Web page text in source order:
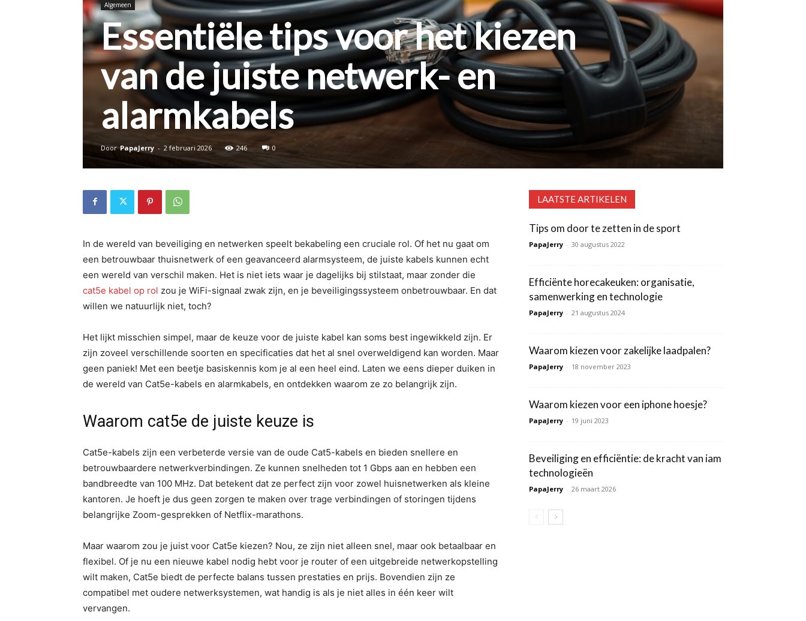
Algemeen
Essentiële tips voor het kiezen
van de juiste netwerk- en
alarmkabels
Door PapaJerry - 2 februari 2026 246 0
In de wereld van beveiliging en netwerken speelt bekabeling een cruciale rol. Of het nu gaat om
een betrouwbaar thuisnetwerk of een geavanceerd alarmsysteem, de juiste kabels kunnen echt
een wereld van verschil maken. Het is niet iets waar je dagelijks bij stilstaat, maar zonder die
cat5e kabel op rol zou je WiFi-signaal zwak zijn, en je beveiligingssysteem onbetrouwbaar. En dat
willen we natuurlijk niet, toch?
Het lijkt misschien simpel, maar de keuze voor de juiste kabel kan soms best ingewikkeld zijn. Er
zijn zoveel verschillende soorten en specificaties dat het al snel overweldigend kan worden. Maar
geen paniek! Met een beetje basiskennis kom je al een heel eind. Laten we eens dieper duiken in
de wereld van Cat5e-kabels en alarmkabels, en ontdekken waarom ze zo belangrijk zijn.
Waarom cat5e de juiste keuze is
Cat5e-kabels zijn een verbeterde versie van de oude Cat5-kabels en bieden snellere en
betrouwbaardere netwerkverbindingen. Ze kunnen snelheden tot 1 Gbps aan en hebben een
bandbreedte van 100 MHz. Dat betekent dat ze perfect zijn voor zowel huisnetwerken als kleine
kantoren. Je hoeft je dus geen zorgen te maken over trage verbindingen of storingen tijdens
belangrijke Zoom-gesprekken of Netflix-marathons.
Maar waarom zou je juist voor Cat5e kiezen? Nou, ze zijn niet alleen snel, maar ook betaalbaar en
flexibel. Of je nu een nieuwe kabel nodig hebt voor je router of een uitgebreide netwerkopstelling
wilt maken, Cat5e biedt de perfecte balans tussen prestaties en prijs. Bovendien zijn ze
compatibel met oudere netwerksystemen, wat handig is als je niet alles in één keer wilt
vervangen.
LAATSTE ARTIKELEN
Tips om door te zetten in de sport
PapaJerry - 30 augustus 2022
Efficiënte horecakeuken: organisatie,
samenwerking en technologie
PapaJerry - 21 augustus 2024
Waarom kiezen voor zakelijke laadpalen?
PapaJerry - 18 november 2023
Waarom kiezen voor een iphone hoesje?
PapaJerry - 19 juni 2023
Beveiliging en efficiëntie: de kracht van iam
technologieën
PapaJerry - 26 maart 2026